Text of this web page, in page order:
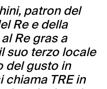
patron del
Re e della
Re gras a
suo terzo locale
del gusto in
chiama TRE in